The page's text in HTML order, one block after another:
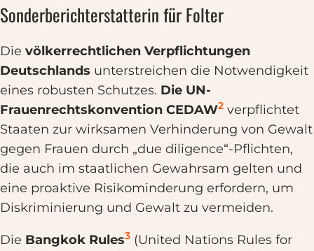
Sonderberichterstatterin für Folter
Die völkerrechtlichen Verpflichtungen
Deutschlands unterstreichen die Notwendigkeit
eines robusten Schutzes. Die UN-
Frauenrechtskonvention CEDAW2 verpflichtet
Staaten zur wirksamen Verhinderung von Gewalt
gegen Frauen durch „due diligence“-Pflichten,
die auch im staatlichen Gewahrsam gelten und
eine proaktive Risikominderung erfordern, um
Diskriminierung und Gewalt zu vermeiden.
Die Bangkok Rules3 (United Nations Rules for